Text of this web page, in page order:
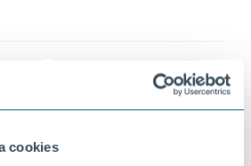
cookies